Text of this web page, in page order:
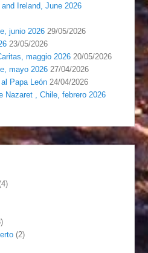
Ireland, June 2026
junio 2026 29/05/2026
23/05/2026
maggio 2026 20/05/2026
mayo 2026 27/04/2026
Papa León 24/04/2026
Nazaret , Chile, febrero 2026
(4)
(2)